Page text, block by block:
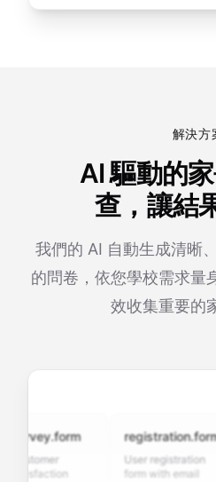
解決方
AI 驅動的
查，讓結
我們的 AI 自動生成清晰
的問卷，依您學校需求量
效收集重要的
registration.form
User registration
form with email